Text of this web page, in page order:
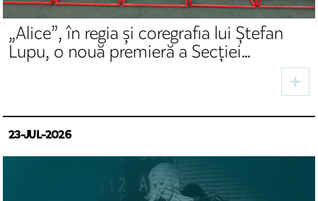
„Alice”, în regia și coregrafia lui Ștefan
Lupu, o nouă premieră a Secției
23-JUL-2026